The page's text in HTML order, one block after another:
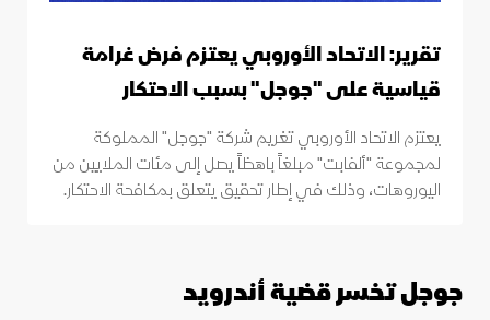
تقرير: الاتحاد الأوروبي يعتزم فرض غرامة
قياسية على "جوجل" بسبب الاحتكار
يعتزم الاتحاد الأوروبي تغريم شركة "جوجل" المملوكة
لمجموعة "ألفابت" مبلغاً باهظاً يصل إلى مئات الملايين من
اليوروهات، وذلك في إطار تحقيق يتعلق بمكافحة الاحتكار.
جوجل تخسر قضية أندرويد